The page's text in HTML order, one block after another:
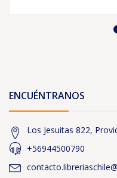
ENCUÉNTRANOS
Los Jesuitas 822,
+56944500790